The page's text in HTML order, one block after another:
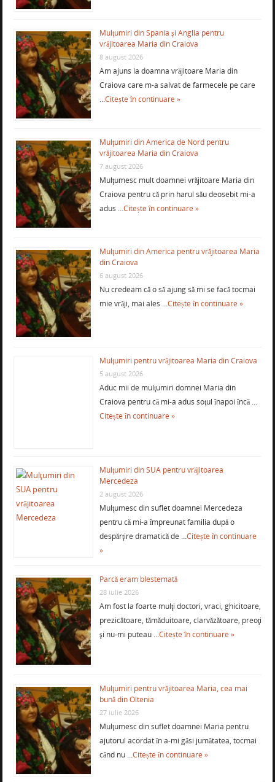
Mulţumiri din Spania şi Anglia pentru
vrăjitoarea Maria din Craiova
8 august 2026
Am ajuns la doamna vrăjitoare Maria din
Craiova care m-a salvat de farmecele pe care
…Citește în continuare »
Mulţumiri din America de Nord pentru
vrăjitoarea Maria din Craiova
7 august 2026
Mulţumesc mult doamnei vrăjitoare Maria din
Craiova pentru că prin harul său deosebit mi-a
adus …Citește în continuare »
Mulţumiri din America pentru vrăjitoarea Maria
din Craiova
6 august 2026
Nu credeam că o să ajung să mi se facă tocmai
mie vrăji, mai ales …Citește în continuare »
Mulţumiri pentru vrăjitoarea Maria din Craiova
5 august 2026
Aduc mii de mulţumiri domnei Maria din
Craiova pentru că mi-a adus soţul înapoi încă …
Citește în continuare »
Mulţumiri din SUA pentru vrăjitoarea
Mercedeza
2 august 2026
Mulţumesc din suflet doamnei Mercedeza
pentru că mi-a împreunat familia după o
despărţire dramatică de …Citește în continuare
»
Parcă eram blestemată
28 iulie 2026
Am fost la foarte mulţi doctori, vraci, ghicitoare,
prezicătoare, tămăduitoare, clarvăzătoare, preoţi
şi nu-mi puteau …Citește în continuare »
Mulţumiri pentru vrăjitoarea Maria, cea mai
bună din Oltenia
27 iulie 2026
Mulţumesc din suflet doamnei Maria pentru
ajutorul acordat în a-mi găsi jumătatea, tocmai
când nu …Citește în continuare »